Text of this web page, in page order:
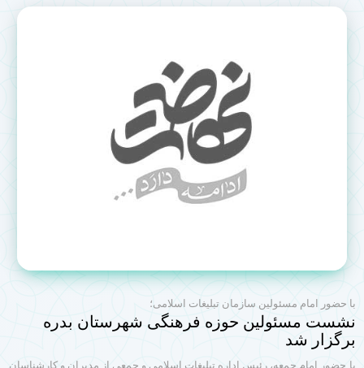
با حضور امام مسئولین سازمان تبلیغات اسلامی؛
نشست مسئولین حوزه فرهنگی شهرستان بدره
برگزار شد
با حضور امام جمعه، رئیس اداره تبلیغات اسلامی و جمعی از مدیران و کارشناسان